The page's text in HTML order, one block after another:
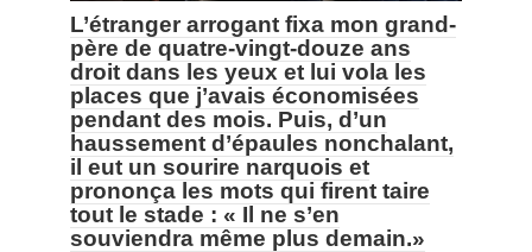
L’étranger arrogant fixa mon grand-
père de quatre-vingt-douze ans
droit dans les yeux et lui vola les
places que j’avais économisées
pendant des mois. Puis, d’un
haussement d’épaules nonchalant,
il eut un sourire narquois et
prononça les mots qui firent taire
tout le stade : « Il ne s’en
souviendra même plus demain.»